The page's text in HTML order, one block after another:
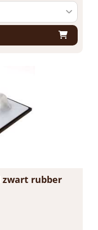
zwart rubber